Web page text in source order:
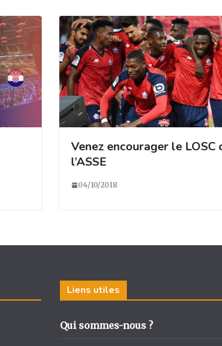
Venez encourager le LOSC
l’ASSE
04/10/2018
Liens utiles
Qui sommes-nous ?